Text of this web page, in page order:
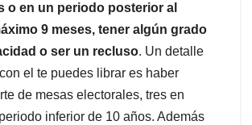
o en un periodo posterior al
9 meses, tener algún grado
o ser un recluso. Un detalle
el te puedes librar es haber
de mesas electorales, tres en
inferior de 10 años. Además